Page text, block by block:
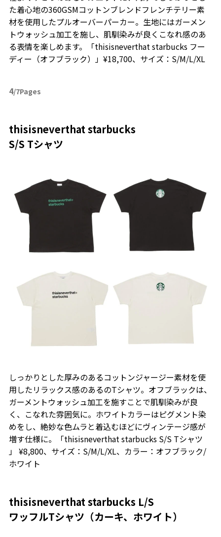
た着心地の360GSMコットンブレンドフレンチテリー素
材を使用したプルオーバーパーカー。生地にはガーメン
トウォッシュ加工を施し、肌馴染みが良くこなれ感のあ
る表情を楽しめます。「thisisneverthat starbucks フー
ディー（オフブラック）」¥18,700、サイズ：S/M/L/XL
4/7Pages
thisisneverthat starbucks
S/S Tシャツ
しっかりとした厚みのあるコットンジャージー素材を使
用したリラックス感のあるのTシャツ。オフブラックは、
ガーメントウォッシュ加工を施すことで肌馴染みが良
く、こなれた雰囲気に。ホワイトカラーはピグメント染
めをし、絶妙な色ムラと着込むほどにヴィンテージ感が
増す仕様に。「thisisneverthat starbucks S/S Tシャツ
」 ¥8,800、サイズ：S/M/L/XL、カラー：オフブラック/
ホワイト
thisisneverthat starbucks L/S
ワッフルTシャツ（カーキ、ホワイト）